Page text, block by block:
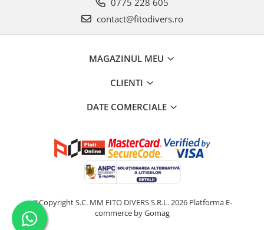
0775 228 605
contact@fitodivers.ro
MAGAZINUL MEU
CLIENTI
DATE COMERCIALE
©Copyright S.C. MM FITO DIVERS S.R.L. 2026 Platforma E-
commerce by Gomag